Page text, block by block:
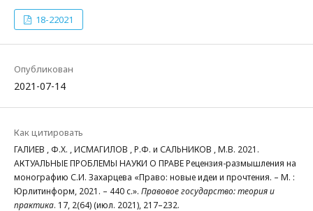
18-22021
Опубликован
2021-07-14
Как цитировать
ГАЛИЕВ , Ф.Х. , ИСМАГИЛОВ , Р.Ф. и САЛЬНИКОВ , М.В. 2021.
АКТУАЛЬНЫЕ ПРОБЛЕМЫ НАУКИ О ПРАВЕ Рецензия-размышления на
монографию С.И. Захарцева «Право: новые идеи и прочтения. – М. :
Юрлитинформ, 2021. – 440 с.». Правовое государство: теория и
практика. 17, 2(64) (июл. 2021), 217–232.